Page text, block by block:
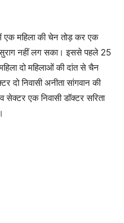
एक महिला की चेन तोड़ कर एक
नहीं लग सका। इससे पहले 25
दो महिलाओं की दांत से चैन
निवासी अनीता सांगवान की
एक निवासी डॉक्टर सरिता